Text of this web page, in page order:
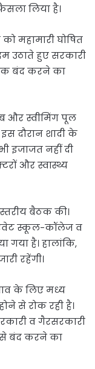
लिया है।
महामारी घोषित
उठाते हुए सरकारी
बंद करने का
और स्वीमिंग पूल
दौरान शादी के
इजाजत नहीं दी
और स्वास्थ्य
बैठक की।
स्कूल-कॉलेज व
है। हालांकि,
रहेंगी।
के लिए मध्य
से रोक रही है।
व गैरसरकारी
बंद करने का